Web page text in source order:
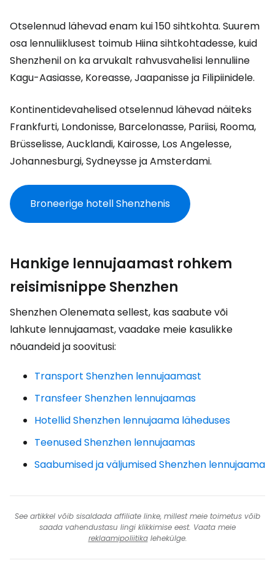
Otselennud lähevad enam kui 150 sihtkohta. Suurem
osa lennuliiklusest toimub Hiina sihtkohtadesse, kuid
Shenzhenil on ka arvukalt rahvusvahelisi lennuliine
Kagu-Aasiasse, Koreasse, Jaapanisse ja Filipiinidele.
Kontinentidevahelised otselennud lähevad näiteks
Frankfurti, Londonisse, Barcelonasse, Pariisi, Rooma,
Brüsselisse, Aucklandi, Kairosse, Los Angelesse,
Johannesburgi, Sydneysse ja Amsterdami.
Broneerige hotell Shenzhenis
Hankige lennujaamast rohkem
reisimisnippe Shenzhen
Shenzhen Olenemata sellest, kas saabute või
lahkute lennujaamast, vaadake meie kasulikke
nõuandeid ja soovitusi:
Transport Shenzhen lennujaamast
Transfeer Shenzhen lennujaamas
Hotellid Shenzhen lennujaama läheduses
Teenused Shenzhen lennujaamas
Saabumised ja väljumised Shenzhen lennujaama
See artikkel võib sisaldada affiliate linke, millest meie toimetus võib
saada vahendustasu lingi klikkimise eest. Vaata meie
reklaamipoliitikalehekülge.